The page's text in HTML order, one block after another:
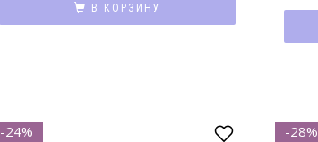
В КОРЗИНУ
-24% -28%